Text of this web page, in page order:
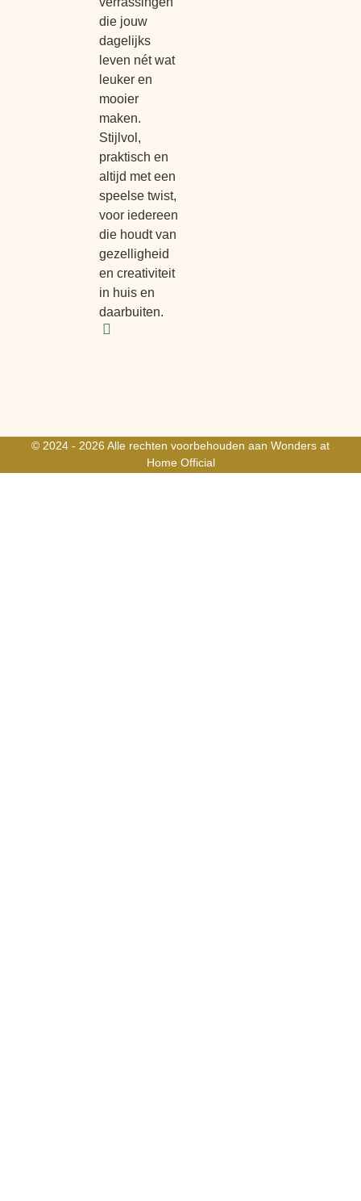
die jouw
dagelijks
leven nét wat
leuker en
mooier
maken.
Stijlvol,
praktisch en
altijd met een
speelse twist,
voor iedereen
die houdt van
gezelligheid
en creativiteit
in huis en
daarbuiten.
© 2024 - 2026 Alle rechten voorbehouden aan Wonders at
Home Official